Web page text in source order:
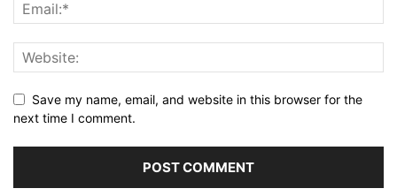
Save my name, email, and website in this browser for the
next time I comment.